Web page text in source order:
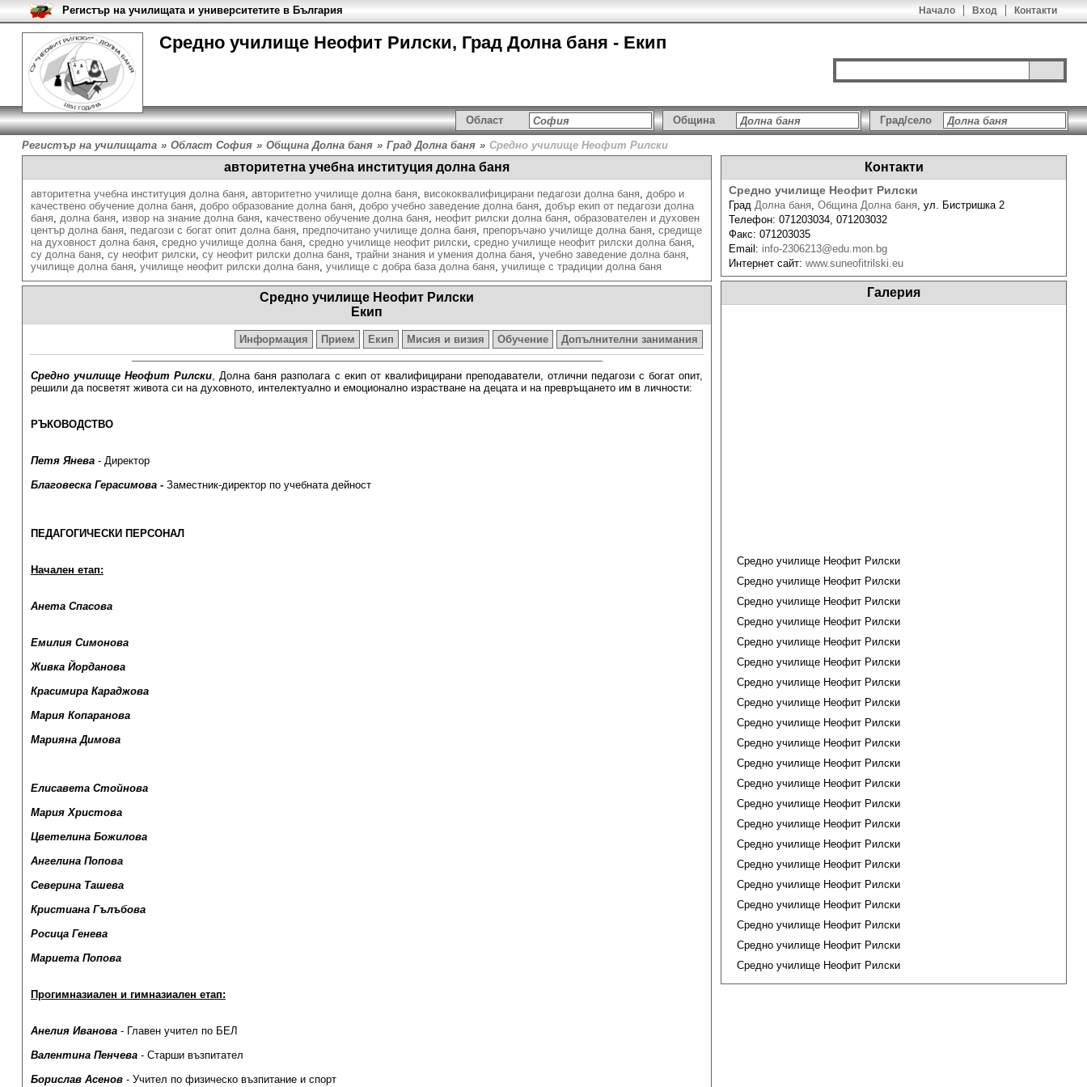
Средно училище Неофит Рилски, Град Долна баня - Екип
Начало Вход Контакти
Регистър на училищата и университетите в България
Област Община Град/село
Регистър на училищата » Област София » Община Долна баня » Град Долна баня » Средно училище Неофит Рилски
авторитетна учебна институция долна баня
авторитетна учебна институция долна баня, авторитетно училище долна баня, висококвалифицирани педагози долна баня, добро и
качествено обучение долна баня, добро образование долна баня, добро учебно заведение долна баня, добър екип от педагози долна
баня, долна баня, извор на знание долна баня, качествено обучение долна баня, неофит рилски долна баня, образователен и духовен
център долна баня, педагози с богат опит долна баня, предпочитано училище долна баня, препоръчано училище долна баня, средище
на духовност долна баня, средно училище долна баня, средно училище неофит рилски, средно училище неофит рилски долна баня,
су долна баня, су неофит рилски, су неофит рилски долна баня, трайни знания и умения долна баня, учебно заведение долна баня,
училище долна баня, училище неофит рилски долна баня, училище с добра база долна баня, училище с традиции долна баня
Средно училище Неофит Рилски
Екип
Информация Прием Екип Мисия и визия Обучение Допълнителни занимания
Средно училище Неофит Рилски, Долна баня разполага с екип от квалифицирани преподаватели, отлични педагози с богат опит,
решили да посветят живота си на духовното, интелектуално и емоционално израстване на децата и на превръщането им в личности:
РЪКОВОДСТВО
Петя Янева- Директор
Благовеска Герасимова - Заместник-директор по учебната дейност
ПЕДАГОГИЧЕСКИ ПЕРСОНАЛ
Начален етап:
Анета Спасова
Емилия Симонова
Живка Йорданова
Красимира Караджова
Мария Копаранова
Марияна Димова
Елисавета Стойнова
Мария Христова
Цветелина Божилова
Ангелина Попова
Северина Ташева
Кристиана Гълъбова
Росица Генева
Мариета Попова
Прогимназиален и гимназиален етап:
Анелия Иванова- Главен учител по БЕЛ
Валентина Пенчева- Старши възпитател
Борислав Асенов- Учител по физическо възпитание и спорт
Контакти
Средно училище Неофит Рилски
Град Долна баня, Община Долна баня, ул. Бистришка 2
Телефон: 071203034, 071203032
Факс: 071203035
Email: info-2306213@edu.mon.bg
Интернет сайт: www.suneofitrilski.eu
Галерия
Средно училище Неофит Рилски
Средно училище Неофит Рилски
Средно училище Неофит Рилски
Средно училище Неофит Рилски
Средно училище Неофит Рилски
Средно училище Неофит Рилски
Средно училище Неофит Рилски
Средно училище Неофит Рилски
Средно училище Неофит Рилски
Средно училище Неофит Рилски
Средно училище Неофит Рилски
Средно училище Неофит Рилски
Средно училище Неофит Рилски
Средно училище Неофит Рилски
Средно училище Неофит Рилски
Средно училище Неофит Рилски
Средно училище Неофит Рилски
Средно училище Неофит Рилски
Средно училище Неофит Рилски
Средно училище Неофит Рилски
Средно училище Неофит Рилски